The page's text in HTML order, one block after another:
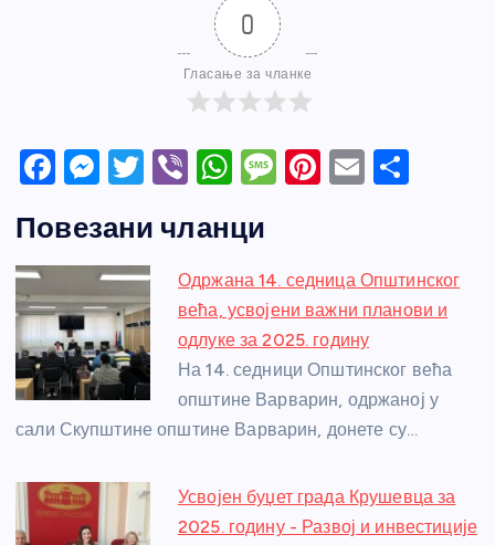
0
Гласање за чланке
F
c
e
b
o
o
k
M
ss
e
n
g
er
T
itt
er
Vi
er
W
at
s
A
p
p
M
a
g
e
Pi
e
st
E
e
Повезани чланци
Одржана 14. седница Општинског
већа, усвојени важни планови и
одлуке за 2025. годину
На 14. седници Општинског већа
општине Варварин, одржаној у
сали Скупштине општине Варварин, донете су…
Усвојен буџет града Крушевца за
2025. годину - Развој и инвестиције